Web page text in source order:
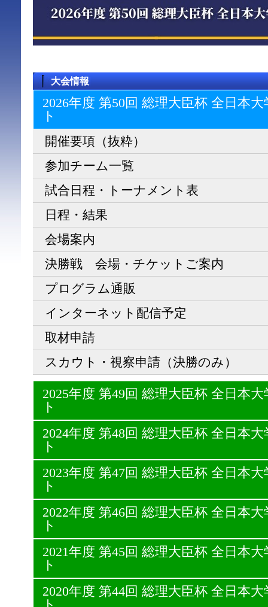
大会情報
2026年度 第50回 総理大臣杯 全日本
ト
開催要項（抜粋）
参加チーム一覧
試合日程・トーナメント表
日程・結果
会場案内
決勝戦 会場・チケットご案内
プログラム通販
インターネット配信予定
取材申請
スカウト・視察申請（決勝のみ）
2025年度 第49回 総理大臣杯 全日本
ト
2024年度 第48回 総理大臣杯 全日本
ト
2023年度 第47回 総理大臣杯 全日本
ト
2022年度 第46回 総理大臣杯 全日本
ト
2021年度 第45回 総理大臣杯 全日本
ト
2020年度 第44回 総理大臣杯 全日本